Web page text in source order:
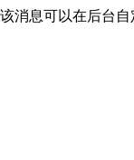
消息可以在后台自